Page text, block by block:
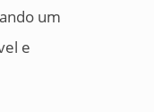
um
e